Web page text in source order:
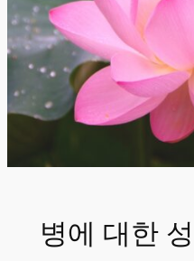
병에 대한